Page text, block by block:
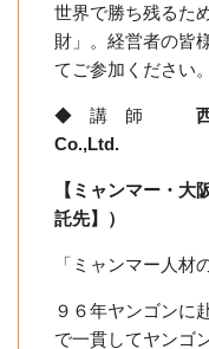
世界で勝ち残るた
財」。経営者の皆
てご参加ください。
◆ 講 師
Co.,Ltd.
【ミャンマー・大
託先】）
「ミャンマー人材
９６年ヤンゴンに
で一貫してヤンゴ